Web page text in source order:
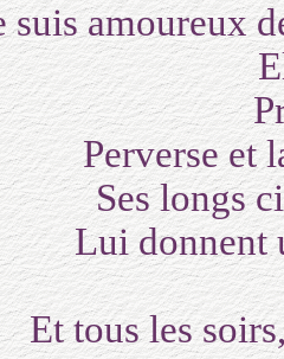
suis amoureux
Elle
Perverse et
Ses longs
Lui donnent
Et tous les